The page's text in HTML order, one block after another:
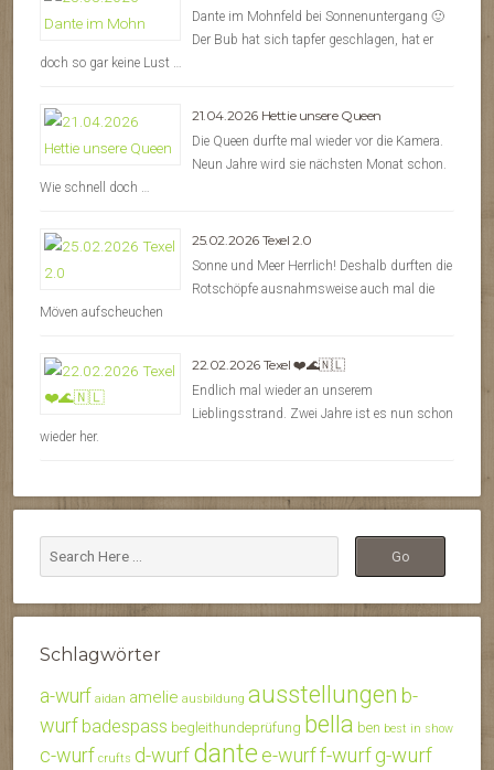
Dante im Mohnfeld bei Sonnenuntergang 🙂
Der Bub hat sich tapfer geschlagen, hat er
doch so gar keine Lust …
21.04.2026 Hettie unsere Queen
Die Queen durfte mal wieder vor die Kamera.
Neun Jahre wird sie nächsten Monat schon.
Wie schnell doch …
25.02.2026 Texel 2.0
Sonne und Meer Herrlich! Deshalb durften die
Rotschöpfe ausnahmsweise auch mal die
Möven aufscheuchen
22.02.2026 Texel ❤️🌊🇳🇱
Endlich mal wieder an unserem
Lieblingsstrand. Zwei Jahre ist es nun schon
wieder her.
Schlagwörter
a-wurf aidan amelie ausbildung ausstellungen b-
wurf badespass begleithundeprüfung bella ben best in show
c-wurf crufts d-wurfdante e-wurff-wurfg-wurf